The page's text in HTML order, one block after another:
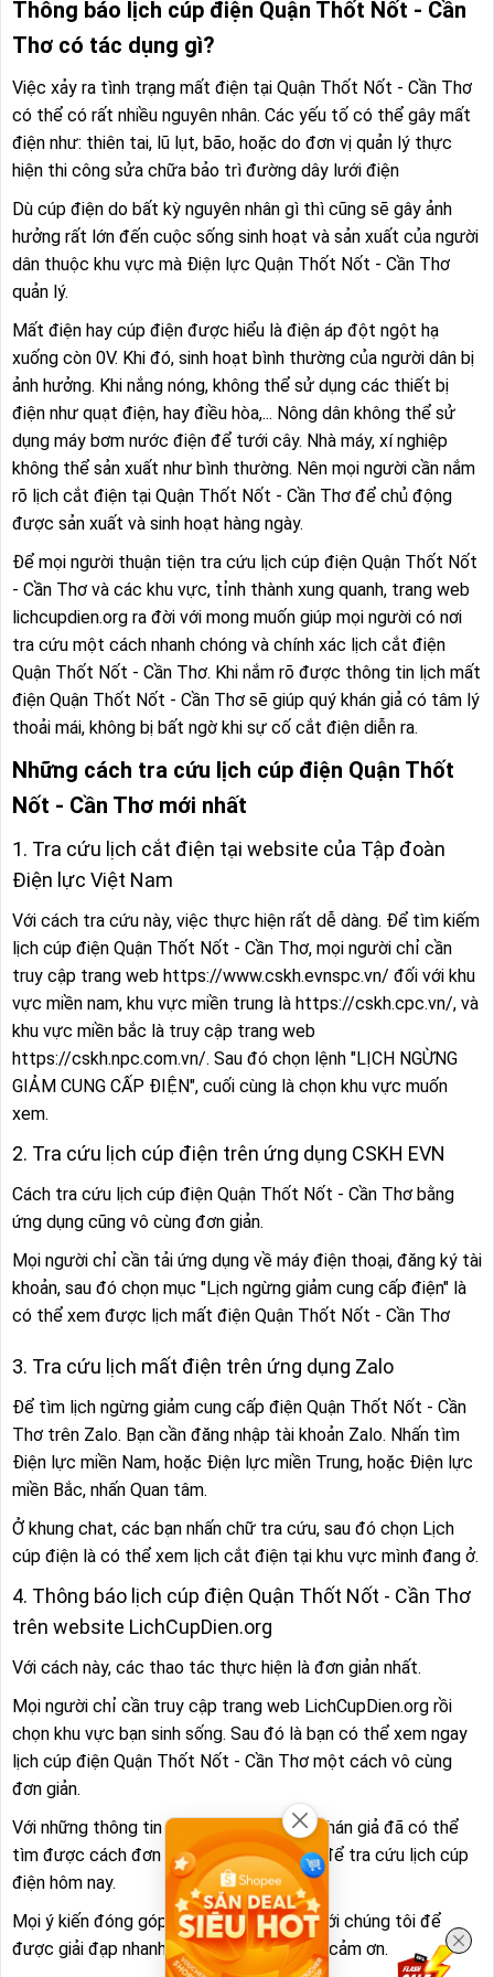
Thông báo lịch cúp điện Quận Thốt Nốt - Cần
Thơ có tác dụng gì?
Việc xảy ra tình trạng mất điện tại Quận Thốt Nốt - Cần Thơ
có thể có rất nhiều nguyên nhân. Các yếu tố có thể gây mất
điện như: thiên tai, lũ lụt, bão, hoặc do đơn vị quản lý thực
hiện thi công sửa chữa bảo trì đường dây lưới điện
Dù cúp điện do bất kỳ nguyên nhân gì thì cũng sẽ gây ảnh
hưởng rất lớn đến cuộc sống sinh hoạt và sản xuất của người
dân thuộc khu vực mà Điện lực Quận Thốt Nốt - Cần Thơ
quản lý.
Mất điện hay cúp điện được hiểu là điện áp đột ngột hạ
xuống còn 0V. Khi đó, sinh hoạt bình thường của người dân bị
ảnh hưởng. Khi nắng nóng, không thể sử dụng các thiết bị
điện như quạt điện, hay điều hòa,... Nông dân không thể sử
dụng máy bơm nước điện để tưới cây. Nhà máy, xí nghiệp
không thể sản xuất như bình thường. Nên mọi người cần nắm
rõ lịch cắt điện tại Quận Thốt Nốt - Cần Thơ để chủ động
được sản xuất và sinh hoạt hàng ngày.
Để mọi người thuận tiện tra cứu lịch cúp điện Quận Thốt Nốt
- Cần Thơ và các khu vực, tỉnh thành xung quanh, trang web
lichcupdien.org ra đời với mong muốn giúp mọi người có nơi
tra cứu một cách nhanh chóng và chính xác lịch cắt điện
Quận Thốt Nốt - Cần Thơ. Khi nắm rõ được thông tin lịch mất
điện Quận Thốt Nốt - Cần Thơ sẽ giúp quý khán giả có tâm lý
thoải mái, không bị bất ngờ khi sự cố cắt điện diễn ra.
Những cách tra cứu lịch cúp điện Quận Thốt
Nốt - Cần Thơ mới nhất
1. Tra cứu lịch cắt điện tại website của Tập đoàn
Điện lực Việt Nam
Với cách tra cứu này, việc thực hiện rất dễ dàng. Để tìm kiếm
lịch cúp điện Quận Thốt Nốt - Cần Thơ, mọi người chỉ cần
truy cập trang web https://www.cskh.evnspc.vn/ đối với khu
vực miền nam, khu vực miền trung là https://cskh.cpc.vn/, và
khu vực miền bắc là truy cập trang web
https://cskh.npc.com.vn/. Sau đó chọn lệnh "LỊCH NGỪNG
GIẢM CUNG CẤP ĐIỆN", cuối cùng là chọn khu vực muốn
xem.
2. Tra cứu lịch cúp điện trên ứng dụng CSKH EVN
Cách tra cứu lịch cúp điện Quận Thốt Nốt - Cần Thơ bằng
ứng dụng cũng vô cùng đơn giản.
Mọi người chỉ cần tải ứng dụng về máy điện thoại, đăng ký tài
khoản, sau đó chọn mục "Lịch ngừng giảm cung cấp điện" là
có thể xem được lịch mất điện Quận Thốt Nốt - Cần Thơ
3. Tra cứu lịch mất điện trên ứng dụng Zalo
Để tìm lịch ngừng giảm cung cấp điện Quận Thốt Nốt - Cần
Thơ trên Zalo. Bạn cần đăng nhập tài khoản Zalo. Nhấn tìm
Điện lực miền Nam, hoặc Điện lực miền Trung, hoặc Điện lực
miền Bắc, nhấn Quan tâm.
Ở khung chat, các bạn nhấn chữ tra cứu, sau đó chọn Lịch
cúp điện là có thể xem lịch cắt điện tại khu vực mình đang ở.
4. Thông báo lịch cúp điện Quận Thốt Nốt - Cần Thơ
trên website LichCupDien.org
Với cách này, các thao tác thực hiện là đơn giản nhất.
Mọi người chỉ cần truy cập trang web LichCupDien.org rồi
chọn khu vực bạn sinh sống. Sau đó là bạn có thể xem ngay
lịch cúp điện Quận Thốt Nốt - Cần Thơ một cách vô cùng
đơn giản.
Với những thông tin trên đây, mong quý khán giả đã có thể
tìm được cách đơn giản và nhanh chóng để tra cứu lịch cúp
điện hôm nay.
Mọi ý kiến đóng góp, xin vui lòng liên hệ với chúng tôi để
được giải đạp nhanh nhất. Xin chân thành cảm ơn.